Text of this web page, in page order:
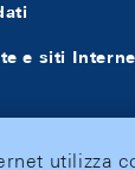
e siti
utilizza